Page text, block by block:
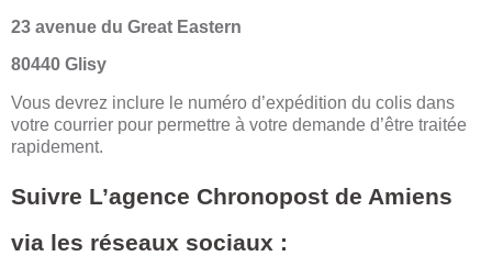
23 avenue du Great Eastern
80440 Glisy
Vous devrez inclure le numéro d’expédition du colis dans
votre courrier pour permettre à votre demande d’être traitée
rapidement.
Suivre L’agence Chronopost de Amiens
via les réseaux sociaux :